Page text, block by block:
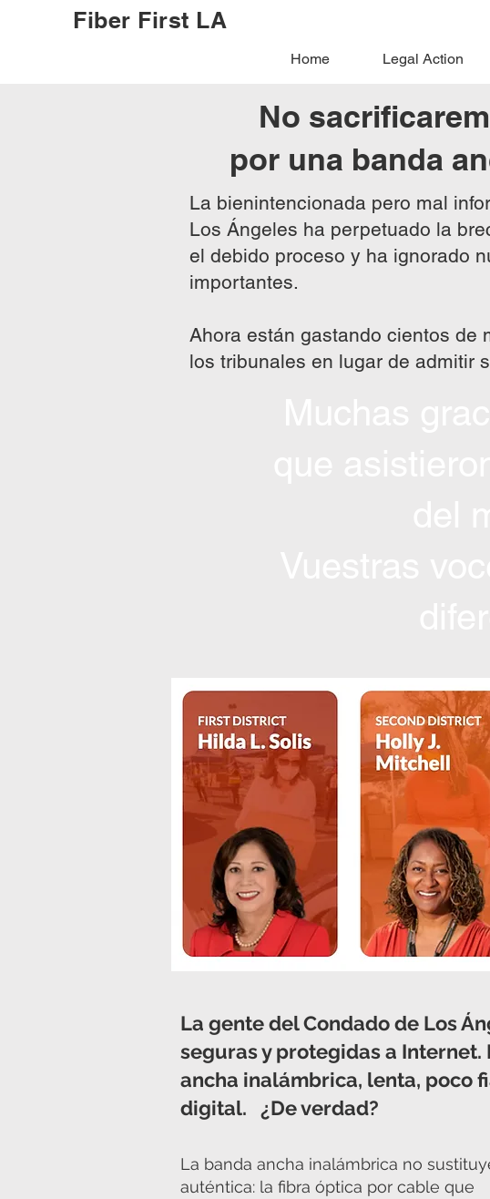
Fiber First LA
Home Legal Action
La bienintencionada pero mal
Los Ángeles ha perpetuado la
el debido proceso y ha ignorado
importantes.
Ahora están gastando cientos de
los tribunales en lugar de admitir
No
por una banda
La gente del Condado de Los
seguras y protegidas a
ancha inalámbrica, lenta, poco
digital. ¿De verdad?
La banda ancha inalámbrica no
auténtica: la fibra óptica por cable que